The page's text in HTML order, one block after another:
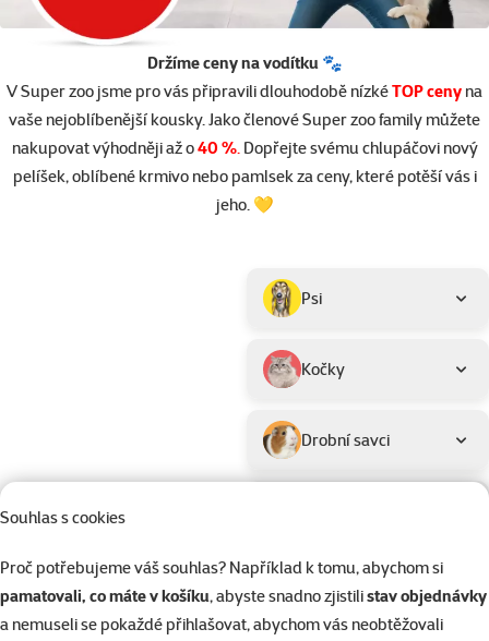
Souhlas s cookies
Proč potřebujeme váš souhlas? Například k tomu, abychom si
pamatovali, co máte v košíku, abyste snadno zjistilistav objednávky
a nemuseli se pokaždé přihlašovat, abychom vás neobtěžovali
Držíme ceny na vodítku 🐾
V Super zoo jsme pro vás připravili dlouhodobě nízkéTOP ceny na
vaše nejoblíbenější kousky. Jako členové Super zoo family můžete
nakupovat výhodněji až o40 %.Dopřejte svému chlupáčovi nový
pelíšek, oblíbené krmivo nebo pamlsek za ceny, které potěší vás i
jeho. 💛
Podkategorie
Psi
Kočky
Drobní savci
Akvaristika